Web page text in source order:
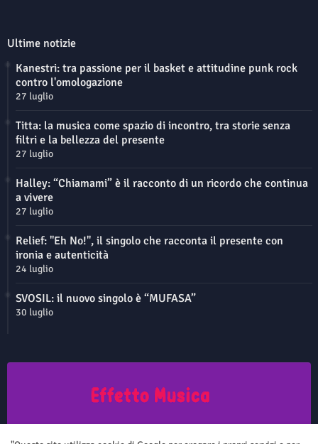
Ultime notizie
Kanestri: tra passione per il basket e attitudine punk rock
contro l'omologazione
27 luglio
Titta: la musica come spazio di incontro, tra storie senza
filtri e la bellezza del presente
27 luglio
Halley: “Chiamami” è il racconto di un ricordo che continua
a vivere
27 luglio
Relief: "Eh No!", il singolo che racconta il presente con
ironia e autenticità
24 luglio
SVOSIL: il nuovo singolo è “MUFASA”
30 luglio